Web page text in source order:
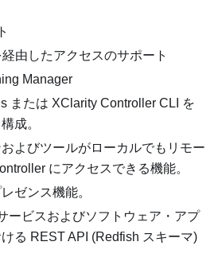
由したアクセスのサポート
Manager
または XClarity Controller CLI を
成。
よびツールがローカルでもリモー
にアクセスできる機能。
ゼンス機能。
ービスおよびソフトウェア・アプ
る REST API (Redfish スキーマ)